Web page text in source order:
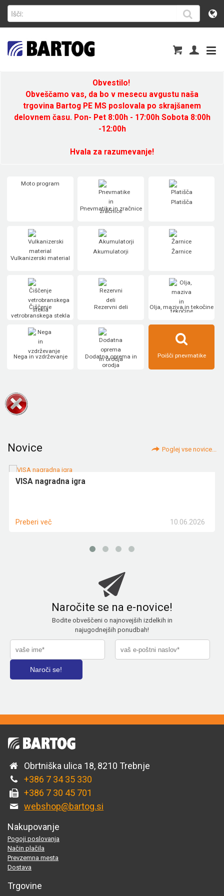
Obvestilo!
Obveščamo vas, da bo v mesecu avgustu naša
trgovina Bartog PE MS poslovala po skrajšanem
delovnem času. Pon- Pet 8:00h - 17:00h Sobota 8:00h
-12:00h
Hvala za razumevanje!
Moto program
Pnevmatike in zračnice
Platišča
Vulkanizerski material
Akumulatorji Žarnice
Čiščenje
vetrobranskega stekla
Rezervni deli Olja, maziva in tekočine
Nega in vzdrževanje
Dodatna oprema in
orodja
Poišči pnevmatike
Novice Poglej vse novice...
VISA nagradna igra
10.06.2026
Preberi več
Naročite se na e-novice!
Bodite obveščeni o najnovejših izdelkih in
najugodnejših ponudbah!
Obrtniška ulica 18, 8210 Trebnje
+386 7 34 35 330
+386 7 30 45 701
webshop@bartog.si
Nakupovanje
Pogoji poslovanja
Način plačila
Prevzemna mesta
Dostava
Trgovine